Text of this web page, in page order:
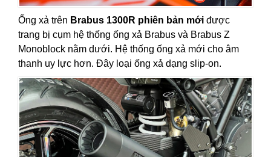
Ống xả trên Brabus 1300R phiên bản mới được
trang bị cụm hệ thống ống xả Brabus và Brabus Z
Monoblock nằm dưới. Hệ thống ống xả mới cho âm
thanh uy lực hơn. Đây loại ống xả dạng slip-on.